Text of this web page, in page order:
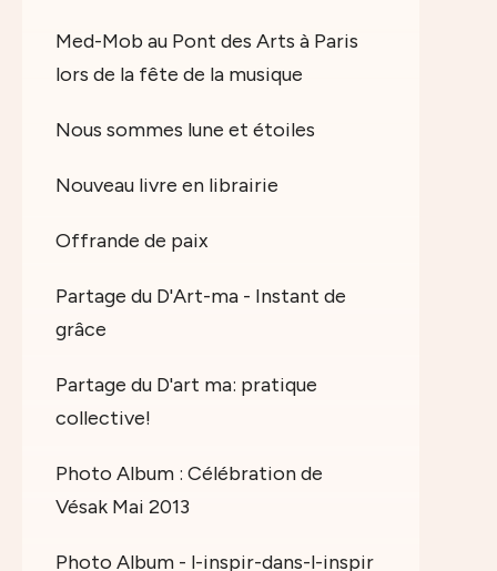
Med-Mob au Pont des Arts à Paris
lors de la fête de la musique
Nous sommes lune et étoiles
Nouveau livre en librairie
Offrande de paix
Partage du D'Art-ma - Instant de
grâce
Partage du D'art ma: pratique
collective!
Photo Album : Célébration de
Vésak Mai 2013
Photo Album - l-inspir-dans-l-inspir